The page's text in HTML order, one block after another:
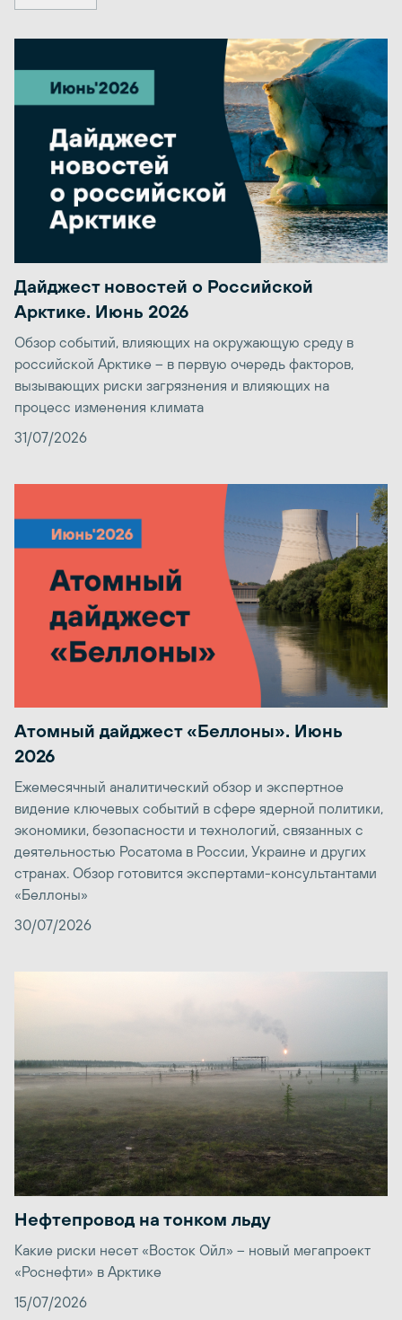
Дайджест новостей о Российской
Арктике. Июнь 2026
Обзор событий, влияющих на окружающую среду в
российской Арктике – в первую очередь факторов,
вызывающих риски загрязнения и влияющих на
процесс изменения климата
31/07/2026
Атомный дайджест «Беллоны». Июнь
2026
Ежемесячный аналитический обзор и экспертное
видение ключевых событий в сфере ядерной политики,
экономики, безопасности и технологий, связанных с
деятельностью Росатома в России, Украине и других
странах. Обзор готовится экспертами-консультантами
«Беллоны»
30/07/2026
Нефтепровод на тонком льду
Какие риски несет «Восток Ойл» – новый мегапроект
«Роснефти» в Арктике
15/07/2026